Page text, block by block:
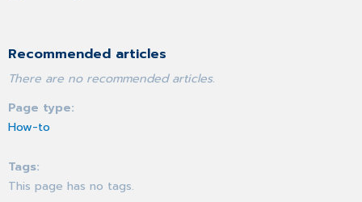
Recommended articles
There are no recommended articles.
Page type
How-to
Tags
This page has no tags.